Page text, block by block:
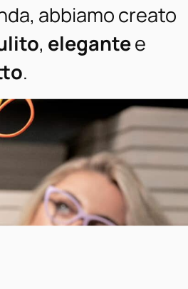
abbiamo creato
, elegantee
.